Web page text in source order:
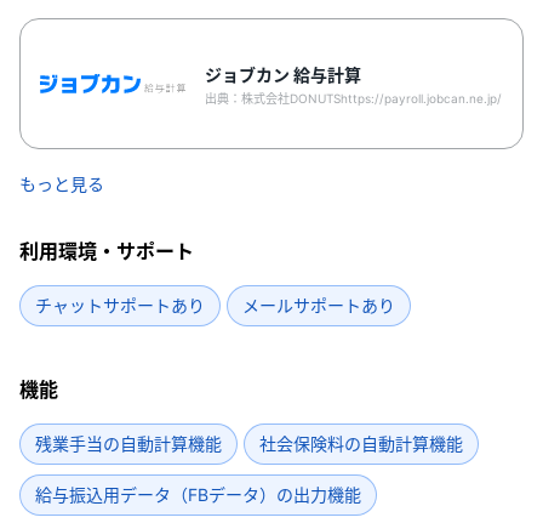
ジョブカン 給与計算
出典：株式会社DONUTShttps://payroll.jobcan.ne.jp/
もっと見る
利用環境・サポート
チャットサポートあり メールサポートあり
機能
残業手当の自動計算機能 社会保険料の自動計算機能
給与振込用データ（FBデータ）の出力機能